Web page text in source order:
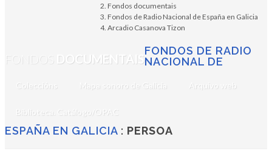
FONDOS DOCUMENTAIS
Coleccións Mapa sonoro de Galicia Arquivo web
Biblioteca. Catálogo/OPAC
FONDOS DE RADIO
NACIONAL DE
ESPAÑA EN GALICIA : PERSOA
Fondos documentais
Fondos de Radio Nacional de España en Galicia
Arcadio Casanova Tizon